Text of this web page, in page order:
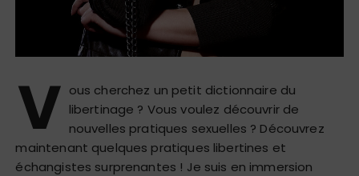
V ous cherchez un petit dictionnaire du
libertinage ? Vous voulez découvrir de
nouvelles pratiques sexuelles ? Découvrez
maintenant quelques pratiques libertines et
échangistes surprenantes ! Je suis en immersion